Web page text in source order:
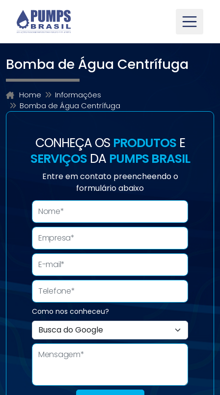
Bomba de Água Centrífuga
Home
Informações
Bomba de Água Centrífuga
CONHEÇA OS PRODUTOSE
SERVIÇOSDA PUMPS BRASIL
Entre em contato preencheendo o
formulário abaixo
Como nos conheceu?